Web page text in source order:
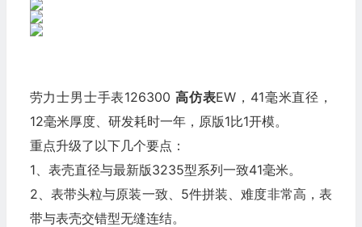
劳力士男士手表126300 高仿表EW，41毫米直径，
12毫米厚度、研发耗时一年，原版1比1开模。
重点升级了以下几个要点：
1、表壳直径与最新版3235型系列一致41毫米。
2、表带头粒与原装一致、5件拼装、难度非常高，表
带与表壳交错型无缝连结。